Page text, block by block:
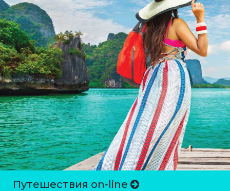
Путешествия on-line